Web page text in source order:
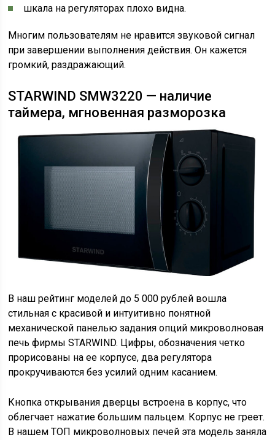
шкала на регуляторах плохо видна.
Многим пользователям не нравится звуковой сигнал
при завершении выполнения действия. Он кажется
громкий, раздражающий.
STARWIND SMW3220 — наличие
таймера, мгновенная разморозка
В наш рейтинг моделей до 5 000 рублей вошла
стильная с красивой и интуитивно понятной
механической панелью задания опций микроволновая
печь фирмы STARWIND. Цифры, обозначения четко
прорисованы на ее корпусе, два регулятора
прокручиваются без усилий одним касанием.
Кнопка открывания дверцы встроена в корпус, что
облегчает нажатие большим пальцем. Корпус не греет.
В нашем ТОП микроволновых печей эта модель заняла